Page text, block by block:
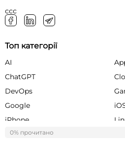
0% прочитано
0%
ссс
Топ категорії
AI
ChatGPT
DevOps
Google
iPhone